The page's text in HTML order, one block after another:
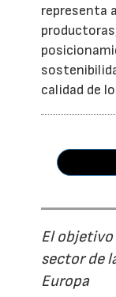
representa
calidad de
El objetivo
sector de
Europa